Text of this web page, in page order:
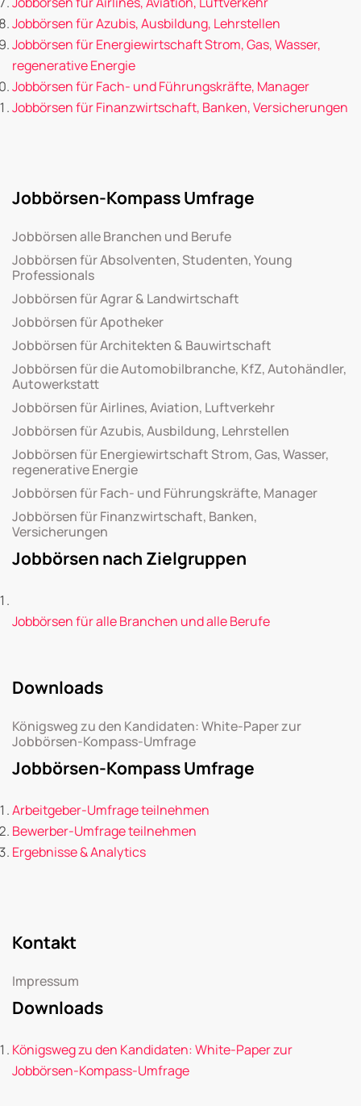
Jobbörsen für Azubis, Ausbildung, Lehrstellen
Jobbörsen für Energiewirtschaft Strom, Gas, Wasser,
regenerative Energie
Jobbörsen für Fach- und Führungskräfte, Manager
Jobbörsen für Finanzwirtschaft, Banken, Versicherungen
Jobbörsen-Kompass Umfrage
Jobbörsen alle Branchen und Berufe
Jobbörsen für Absolventen, Studenten, Young
Professionals
Jobbörsen für Agrar & Landwirtschaft
Jobbörsen für Apotheker
Jobbörsen für Architekten & Bauwirtschaft
Jobbörsen für die Automobilbranche, KfZ, Autohändler,
Autowerkstatt
Jobbörsen für Airlines, Aviation, Luftverkehr
Jobbörsen für Azubis, Ausbildung, Lehrstellen
Jobbörsen für Energiewirtschaft Strom, Gas, Wasser,
regenerative Energie
Jobbörsen für Fach- und Führungskräfte, Manager
Jobbörsen für Finanzwirtschaft, Banken,
Versicherungen
Jobbörsen nach Zielgruppen
Jobbörsen für alle Branchen und alle Berufe
Downloads
Königsweg zu den Kandidaten: White-Paper zur
Jobbörsen-Kompass-Umfrage
Jobbörsen-Kompass Umfrage
Arbeitgeber-Umfrage teilnehmen
Bewerber-Umfrage teilnehmen
Ergebnisse & Analytics
Kontakt
Impressum
Downloads
Königsweg zu den Kandidaten: White-Paper zur
Jobbörsen-Kompass-Umfrage